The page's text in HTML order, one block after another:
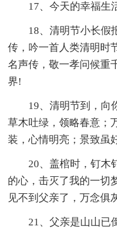
17、今天的幸福生
18、清明节小长假
传，吟一首人类清明时
名声传，敬一孝问候重
界!
19、清明节到，向
草木吐绿，领略春意；
装，心情明亮；景致虽
20、盖棺时，钉木
的心，击灭了我的一切
见不到父亲了，万念俱
21、父亲是山山已